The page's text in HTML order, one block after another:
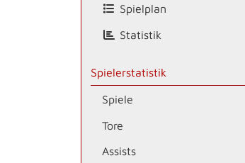
Spielplan
Statistik
Spielerstatistik
Spiele
Tore
Assists